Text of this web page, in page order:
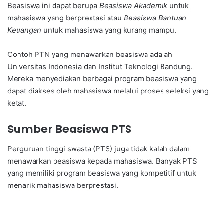
Beasiswa ini dapat berupa Beasiswa Akademik untuk
mahasiswa yang berprestasi atau Beasiswa Bantuan
Keuangan untuk mahasiswa yang kurang mampu.
Contoh PTN yang menawarkan beasiswa adalah
Universitas Indonesia dan Institut Teknologi Bandung.
Mereka menyediakan berbagai program beasiswa yang
dapat diakses oleh mahasiswa melalui proses seleksi yang
ketat.
Sumber Beasiswa PTS
Perguruan tinggi swasta (PTS) juga tidak kalah dalam
menawarkan beasiswa kepada mahasiswa. Banyak PTS
yang memiliki program beasiswa yang kompetitif untuk
menarik mahasiswa berprestasi.